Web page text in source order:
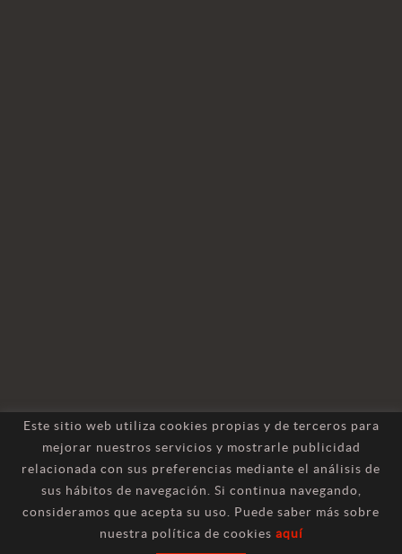
CONTACTO
Este sitio web utiliza cookies propias y de terceros para
mejorar nuestros servicios y mostrarle publicidad
relacionada con sus preferencias mediante el análisis de
sus hábitos de navegación. Si continua navegando,
consideramos que acepta su uso. Puede saber más sobre
nuestra política de cookies aquí